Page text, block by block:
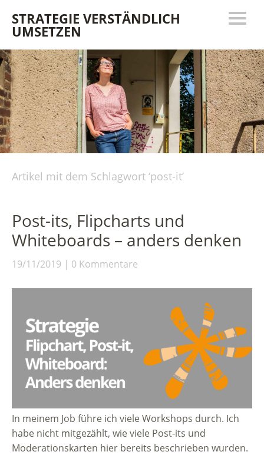
STRATEGIE VERSTÄNDLICH
UMSETZEN
Artikel mit dem Schlagwort ‘post-it’
Post-its, Flipcharts und
Whiteboards – anders denken
19/11/2019 0 Kommentare
In meinem Job führe ich viele Workshops durch. Ich
habe nicht mitgezählt, wie viele Post-its und
Moderationskarten hier bereits beschrieben wurden.